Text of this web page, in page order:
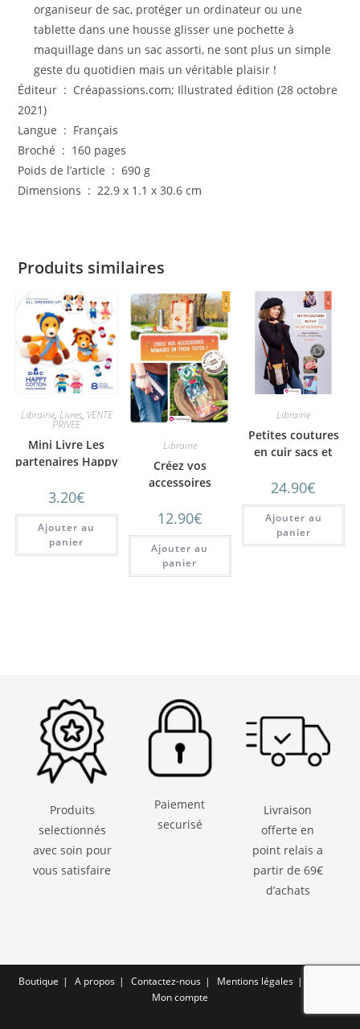
organiseur de sac, protéger un ordinateur ou une
tablette dans une housse glisser une pochette à
maquillage dans un sac assorti, ne sont plus un simple
geste du quotidien mais un véritable plaisir !
Éditeur ‏ : ‎ Créapassions.com; Illustrated édition (28 octobre
2021)
Langue ‏ : ‎ Français
Broché ‏ : ‎ 160 pages
Poids de l’article ‏ : ‎ 690 g
Dimensions ‏ : ‎ 22.9 x 1.1 x 30.6 cm
Produits similaires
Librairie, Livres, VENTE
PRIVEE
Mini Livre Les
partenaires Happy
3.20€
Ajouter au
panier
Librairie
Créez vos
accessoires
tutos !
12.90€
Ajouter au
panier
Librairie
Petites coutures
en cuir sacs et
24.90€
Ajouter au
panier
Produits
selectionnés
avec soin pour
vous satisfaire
Paiement
securisé
Livraison
offerte en
point relais a
partir de 69€
d’achats
Boutique A propos Contactez-nous Mentions légales
Mon compte